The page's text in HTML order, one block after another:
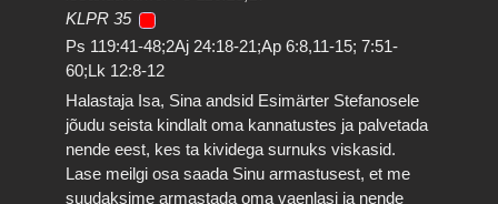
KLPR 35
Ps 119:41-48;2Aj 24:18-21;Ap 6:8,11-15; 7:51-
60;Lk 12:8-12
Halastaja Isa, Sina andsid Esimärter Stefanosele
jõudu seista kindlalt oma kannatustes ja palvetada
nende eest, kes ta kividega surnuks viskasid.
Lase meilgi osa saada Sinu armastusest, et me
suudaksime armastada oma vaenlasi ja nende